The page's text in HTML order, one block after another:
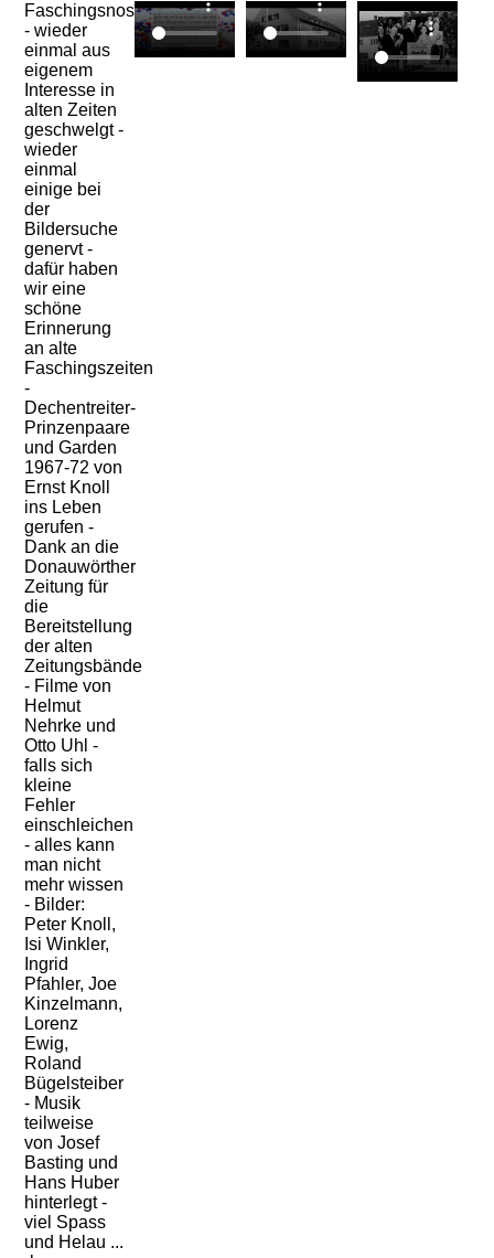
Faschingsnostalgie
- wieder
einmal aus
eigenem
Interesse in
alten Zeiten
geschwelgt -
wieder
einmal
einige bei
der
Bildersuche
genervt -
dafür haben
wir eine
schöne
Erinnerung
an alte
Faschingszeiten
-
Dechentreiter-
Prinzenpaare
und Garden
1967-72 von
Ernst Knoll
ins Leben
gerufen -
Dank an die
Donauwörther
Zeitung für
die
Bereitstellung
der alten
Zeitungsbände
- Filme von
Helmut
Nehrke und
Otto Uhl -
falls sich
kleine
Fehler
einschleichen
- alles kann
man nicht
mehr wissen
- Bilder:
Peter Knoll,
Isi Winkler,
Ingrid
Pfahler, Joe
Kinzelmann,
Lorenz
Ewig,
Roland
Bügelsteiber
- Musik
teilweise
von Josef
Basting und
Hans Huber
hinterlegt -
viel Spass
und Helau ...